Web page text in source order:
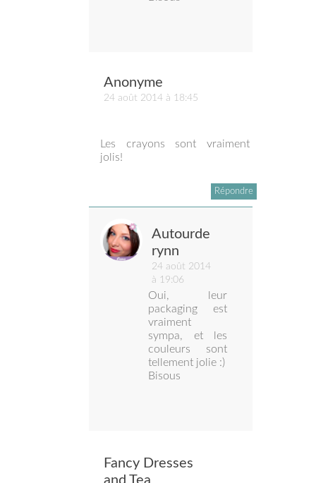
Anonyme
24 août 2014 à 18:45
Les crayons sont vraiment
jolis!
Répondre
Autourde
rynn
24 août 2014
à 19:06
Oui, leur
packaging est
vraiment
sympa, et les
couleurs sont
tellement jolie :)
Bisous
Fancy Dresses